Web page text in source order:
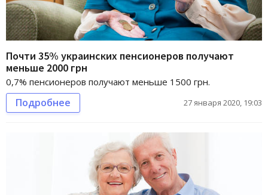
Почти 35% украинских пенсионеров получают
меньше 2000 грн
0,7% пенсионеров получают меньше 1500 грн.
Подробнее 27 января 2020, 19:03